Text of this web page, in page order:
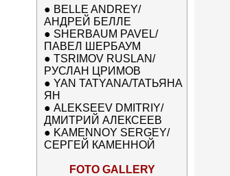
● BELLE ANDREY/
АНДРЕЙ БЕЛЛЕ
● SHERBAUM PAVEL/
ПАВЕЛ ШЕРБАУМ
● TSRIMOV RUSLAN/
РУСЛАН ЦРИМОВ
● YAN TATYANA/ТАТЬЯНА
ЯН
● ALEKSEEV DMITRIY/
ДМИТРИЙ АЛЕКСЕЕВ
● KAMENNOY SERGEY/
СЕРГЕЙ КАМЕННОЙ
FOTO GALLERY